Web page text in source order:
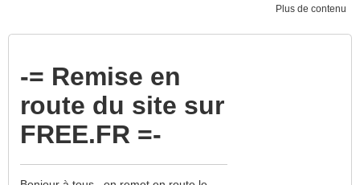
Plus de contenu
-= Remise en
route du site sur
FREE.FR =-